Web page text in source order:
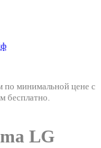
по минимальной цене с
бесплатно.
LG